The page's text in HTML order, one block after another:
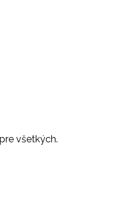
všetkých.